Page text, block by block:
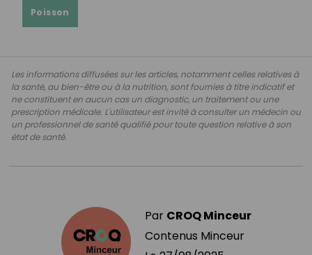
Poisson
Les informations diffusées sur les articles, notamment celles relatives à
la santé, au bien-être ou à la nutrition, sont fournies à titre indicatif et
ne constituent en aucun cas un diagnostic, un traitement ou une
prescription médicale. L'utilisateur est invité à consulter un médecin ou
un professionnel de santé qualifié pour toute question relative à son
état de santé.
Par CROQ Minceur
Contenus Minceur